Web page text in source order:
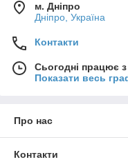
м. Дніпро
Дніпро, Україна
Контакти
Сьогодні працює
Показати весь
Про нас
Контакти